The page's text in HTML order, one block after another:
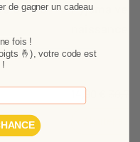
60x40
La housse
cm.
Pyjama
Offrez à votre
de gagner un cadeau
fois !
🤞), votre code est
!